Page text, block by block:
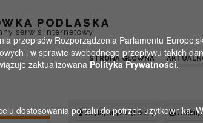
PODLASKA
serwis internetowy
STRONA GŁÓWNA
Czytaj artykuł (lektor) Drukuj
przepisów Rozporządzenia Parlamentu
i w sprawie swobodnego przepływu takich
zaktualizowana Polityka Prywatności.
dostosowania portalu do potrzeb użytkownika.